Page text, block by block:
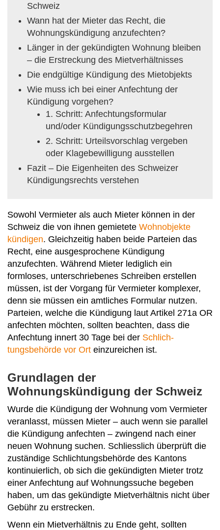
Schweiz
Wann hat der Mieter das Recht, die
Wohnungskündigung anzufechten?
Länger in der gekündigten Wohnung bleiben
– die Erstreckung des Mietverhältnisses
Die endgültige Kündigung des Mietobjekts
Wie muss ich bei einer Anfechtung der
Kündigung vorgehen?
1. Schritt: Anfechtungsformular
und/oder Kündigungsschutzbegehren
2. Schritt: Urteilsvorschlag vergeben
oder Klagebewilligung ausstellen
Fazit – Die Eigenheiten des Schweizer
Kündigungsrechts verstehen
Sowohl Vermieter als auch Mieter können in der
Schweiz die von ihnen gemietete Wohnobjekte
kündigen. Gleichzeitig haben beide Par­teien das
Recht, eine ausgesprochene Kündigung
anzufechten. Während Mieter lediglich ein
formloses, unter­schriebenes Schreiben erstellen
müssen, ist der Vorgang für Ver­mieter komplexer,
denn sie müssen ein amtliches Formular nutzen.
Parteien, welche die Kündigung laut Artikel 271a OR
anfechten möchten, sollten beachten, dass die
Anfechtung innert 30 Tage bei der Schlich­
tungsbehörde vor Ort einzureichen ist.
Grundlagen der
Wohnungskündigung der Schweiz
Wurde die Kündigung der Wohnung vom Vermieter
veranlasst, müssen Mieter – auch wenn sie parallel
die Kündigung anfechten – zwingend nach einer
neuen Wohnung suchen. Schliesslich überprüft die
zuständige Schlichtungsbehörde des Kantons
kontinuierlich, ob sich die gekündigten Mieter trotz
einer Anfechtung auf Wohnungssuche begeben
haben, um das gekündigte Mietver­hältnis nicht über
Gebühr zu erstrecken.
Wenn ein Mietverhältnis zu Ende geht, sollten